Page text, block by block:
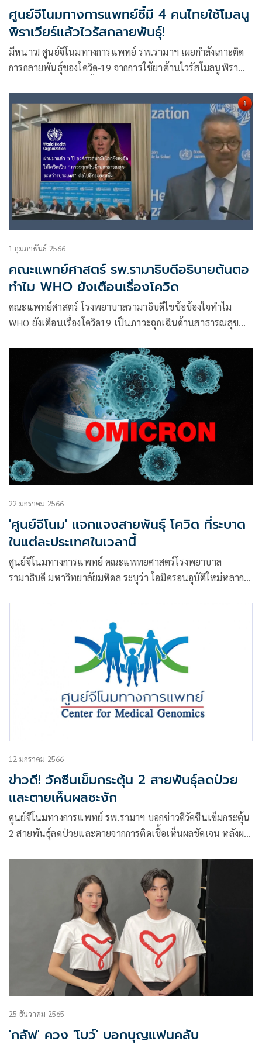
ศูนย์จีโนมทางการแพทย์ชี้มี 4 คนไทยใช้โมลนู
พิราเวียร์แล้วไวรัสกลายพันธุ์!
มีหนาว! ศูนย์จีโนมทางการแพทย์ รพ.รามาฯ เผยกำลังเกาะติด
การกลายพันธุ์ของโควิด-19 จากการใช้ยาต้านไวรัสโมลนูพิรา
1 กุมภาพันธ์ 2566
คณะแพทย์ศาสตร์ รพ.รามาธิบดีอธิบายต้นตอ
ทำไม WHO ยังเตือนเรื่องโควิด
คณะแพทย์ศาสตร์ โรงพยาบาลรามาธิบดีไขข้อข้องใจทำไม
WHO ยังเตือนเรื่องโควิด19 เป็นภาวะฉุกเฉินด้านสาธารณสุข
22 มกราคม 2566
'ศูนย์จีโนม' แจกแจงสายพันธุ์ โควิด ที่ระบาด
ในแต่ละประเทศในเวลานี้
ศูนย์จีโนมทางการแพทย์ คณะแพทยศาสตร์โรงพยาบาล
รามาธิบดี มหาวิทยาลัยมหิดล ระบุว่า โอมิครอนอุบัติใหม่หลาก
12 มกราคม 2566
ข่าวดี! วัคซีนเข็มกระตุ้น 2 สายพันธุ์ลดป่วย
และตายเห็นผลชะงัก
ศูนย์จีโนมทางการแพทย์ รพ.รามาฯ บอกข่าวดีวัคซีนเข็มกระตุ้น
2 สายพันธุ์ลดป่วยและตายจากการติดเชื้อเห็นผลชัดเจน หลังผล
25 ธันวาคม 2565
'กลัฟ' ควง 'โบว์' บอกบุญแฟนคลับ